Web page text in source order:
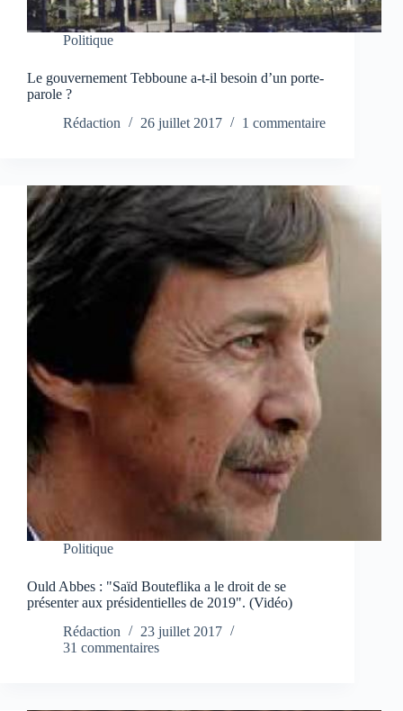
Politique
Le gouvernement Tebboune a-t-il besoin d’un porte-
parole ?
Rédaction
26 juillet 2017 1 commentaire
Politique
Ould Abbes : "Saïd Bouteflika a le droit de se
présenter aux présidentielles de 2019". (Vidéo)
Rédaction
23 juillet 2017
31 commentaires